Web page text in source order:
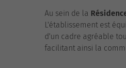
Au sein de la
L'établissement est
d'un cadre agréable
facilitant ainsi la